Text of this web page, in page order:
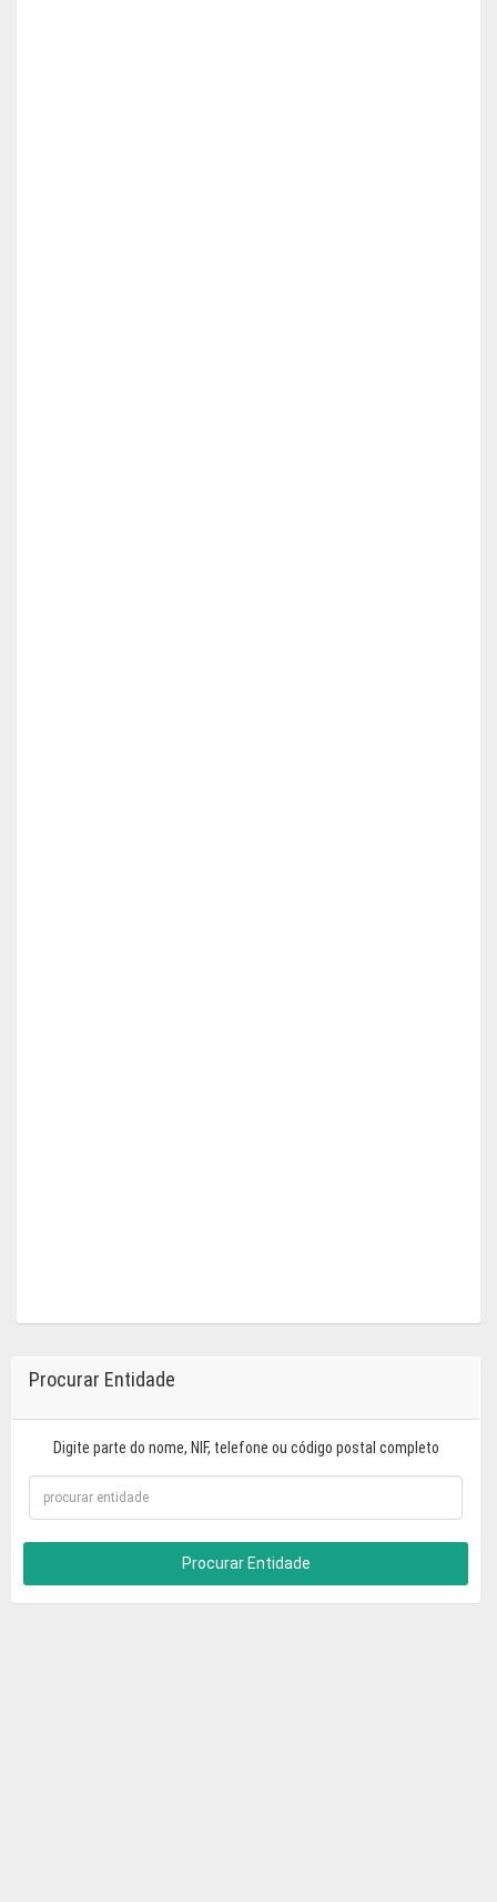
Procurar Entidade
Digite parte do nome, NIF, telefone ou código postal completo
Procurar Entidade